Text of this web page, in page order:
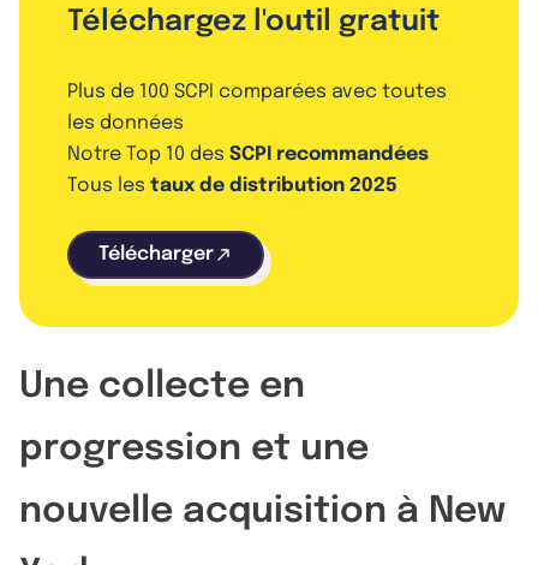
Téléchargez l'outil gratuit
Plus de 100 SCPI comparées avec toutes
les données
Notre Top 10 des SCPI recommandées
Tous les taux de distribution 2025
Télécharger
Une collecte en
progression et une
nouvelle acquisition à New